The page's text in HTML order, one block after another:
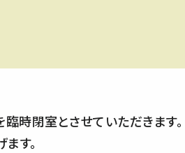
時閉室とさせていただきます。
す。